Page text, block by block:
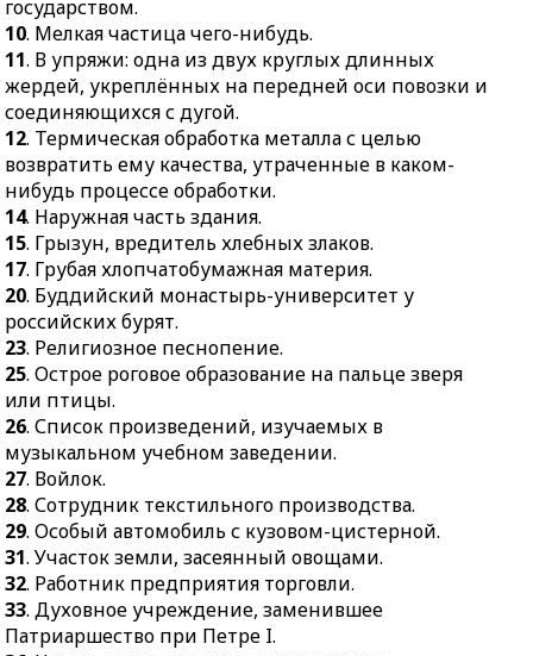
23.Религиозное
песнопение.
25.Острое роговое
образование на пальце
зверя или птицы.
26.Список
произведений,
изучаемых в
музыкальном учебном
заведении.
27.Войлок.
28.Сотрудник
текстильного
производства.
29.Особый автомобиль с
кузовом-цистерной.
31.Участок земли,
засеянный овощами.
32.Работник
предприятия торговли.
33.Духовное
учреждение,
заменившее
сцена спектакля.
19.Смесь жидкости с
другим жидким,
газообразным
веществом.
21.
телепередача,
передающаяся через
интернет.
22.
Купля-продажа
условий будущих
контрактов с фиксацией
24.Способ действия.
25.Спортивная
29.Ядро на тросе с
ручкой.
30.Жилище короля или
феодального сеньора в
Средние века.
государством.
10. Мелкая частица чего-нибудь.
11. В упряжи: одна из двух круглых длинных
жердей, укреплённых на передней оси повозки и
соединяющихся с дугой.
12. Термическая обработка металла с целью
возвратить ему качества, утраченные в каком-
нибудь процессе обработки.
14. Наружная часть здания.
15. Грызун, вредитель хлебных злаков.
17. Грубая хлопчатобумажная материя.
20. Буддийский монастырь-университет у
российских бурят.
23. Религиозное песнопение.
25. Острое роговое образование на пальце зверя
или птицы.
26. Список произведений, изучаемых в
музыкальном учебном заведении.
27. Войлок.
28. Сотрудник текстильного производства.
29. Особый автомобиль с кузовом-цистерной.
31. Участок земли, засеянный овощами.
32. Работник предприятия торговли.
33. Духовное учреждение, заменившее
Патриаршество при Петре I.